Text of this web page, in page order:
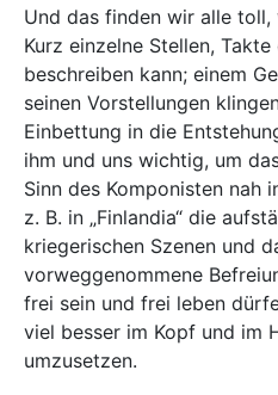
Und das finden wir alle
Kurz einzelne Stellen,
beschreiben kann; einem
seinen Vorstellungen
Einbettung in die
ihm und uns wichtig, um
Sinn des Komponisten nah
z. B. in „Finlandia“ die
kriegerischen Szenen und
vorweggenommene
frei sein und frei leben
viel besser im Kopf und im
umzusetzen.